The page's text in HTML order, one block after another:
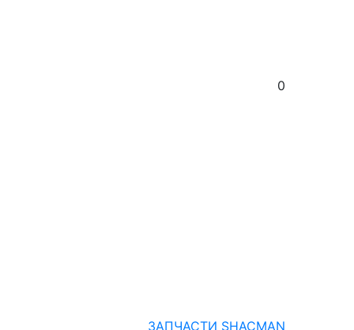
0
ЗАПЧАСТИ SHACMAN